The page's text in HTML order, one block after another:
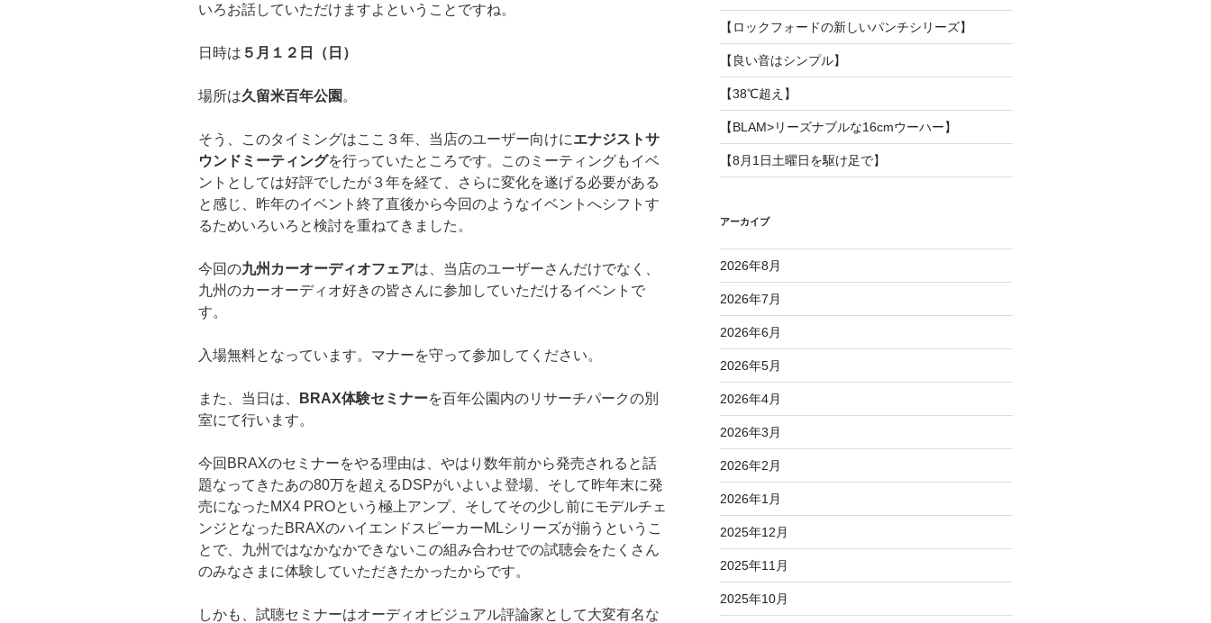
いろお話していただけますよということですね。
日時は ５月１２日（日）
場所は久留米百年公園 。
そう、このタイミングはここ３年、当店のユーザー向けにエナジストサ
ウンドミーティングを行っていたところです。このミーティングもイベ
ントとしては好評でしたが３年を経て、さらに変化を遂げる必要がある
と感じ、昨年のイベント終了直後から今回のようなイベントへシフトす
るためいろいろと検討を重ねてきました。
今回の九州カーオーディオフェアは、当店のユーザーさんだけでなく、
九州のカーオーディオ好きの皆さんに参加していただけるイベントで
す。
入場無料となっています。マナーを守って参加してください。
また、当日は、 BRAX体験セミナーを百年公園内のリサーチパークの別
室にて行います。
今回BRAXのセミナーをやる理由は、やはり数年前から発売されると話
題なってきたあの80万を超えるDSPがいよいよ登場、そして昨年末に発
売になったMX4 PROという極上アンプ、そしてその少し前にモデルチェ
ンジとなったBRAXのハイエンドスピーカーMLシリーズが揃うというこ
とで、九州ではなかなかできないこの組み合わせでの試聴会をたくさん
のみなさまに体験していただきたかったからです。
しかも、試聴セミナーはオーディオビジュアル評論家として大変有名な
【ロックフォードの新しいパンチシリーズ】
【良い音はシンプル】
【38℃超え】
【BLAM>リーズナブルな16cmウーハー】
【8月1日土曜日を駆け足で】
アーカイブ
2026年8月
2026年7月
2026年6月
2026年5月
2026年4月
2026年3月
2026年2月
2026年1月
2025年12月
2025年11月
2025年10月